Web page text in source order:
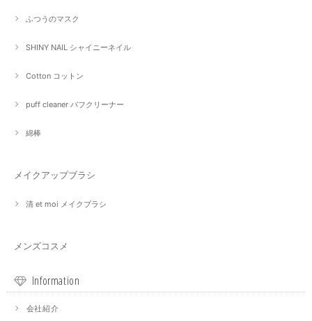
ふつうのマスク
SHINY NAIL シャイニーネイル
Cotton コットン
puff cleaner パフクリーナー
綿棒
メイクアップブラシ
清 et moi メイクブラシ
メンズコスメ
Information
会社紹介